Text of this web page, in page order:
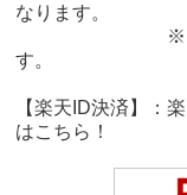
なります。
※お振込手数
す。
【楽天ID決済】：
はこちら！